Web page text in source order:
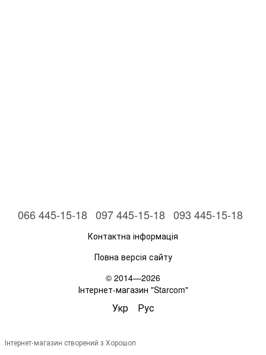
066 445-15-18 097 445-15-18 093 445-15-18
Контактна інформація
Повна версія сайту
© 2014—2026
Інтернет-магазин "Starcom"
Укр Рус
Інтернет-магазин створений з Хорошоп